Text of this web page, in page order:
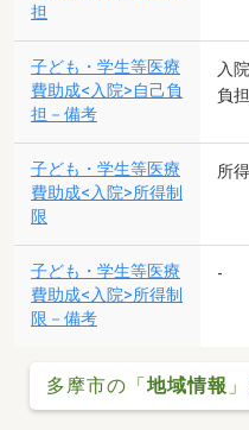
担
子ども・学生等医療
費助成<入院>自己負
担－備考
入
負
子ども・学生等医療
費助成<入院>所得制
限
所
子ども・学生等医療
費助成<入院>所得制
限－備考
-
多摩市の「 地域情報